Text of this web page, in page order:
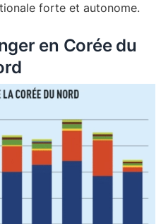
forte et autonome.
en Corée du